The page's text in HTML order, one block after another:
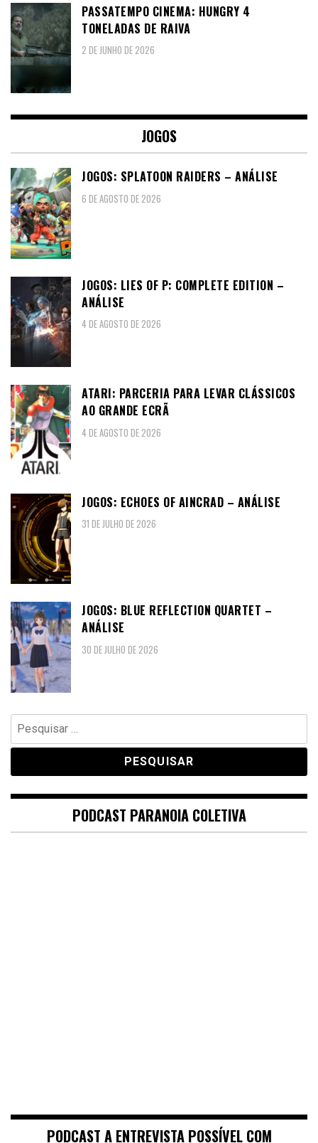
PASSATEMPO CINEMA: HUNGRY 4
TONELADAS DE RAIVA
2 DE JUNHO DE 2026
JOGOS
JOGOS: SPLATOON RAIDERS – ANÁLISE
6 DE AGOSTO DE 2026
JOGOS: LIES OF P: COMPLETE EDITION –
ANÁLISE
4 DE AGOSTO DE 2026
ATARI: PARCERIA PARA LEVAR CLÁSSICOS
AO GRANDE ECRÃ
4 DE AGOSTO DE 2026
JOGOS: ECHOES OF AINCRAD – ANÁLISE
31 DE JULHO DE 2026
JOGOS: BLUE REFLECTION QUARTET –
ANÁLISE
30 DE JULHO DE 2026
Pesquisar
por:
PODCAST PARANOIA COLETIVA
PODCAST A ENTREVISTA POSSÍVEL COM